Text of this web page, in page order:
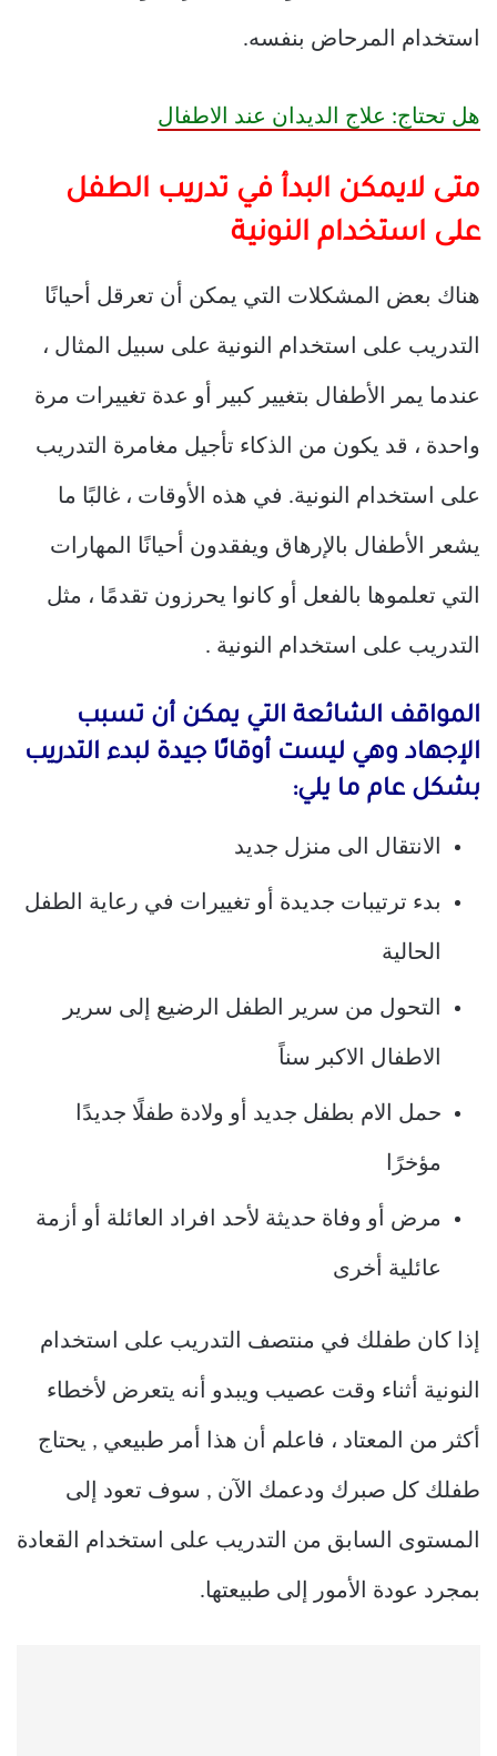
استخدام المرحاض بنفسه.
هل تحتاج: علاج الديدان عند الاطفال
متى لايمكن البدأ في تدريب الطفل
على استخدام النونية
هناك بعض المشكلات التي يمكن أن تعرقل أحيانًا
التدريب على استخدام النونية على سبيل المثال ،
عندما يمر الأطفال بتغيير كبير أو عدة تغييرات مرة
واحدة ، قد يكون من الذكاء تأجيل مغامرة التدريب
على استخدام النونية. في هذه الأوقات ، غالبًا ما
يشعر الأطفال بالإرهاق ويفقدون أحيانًا المهارات
التي تعلموها بالفعل أو كانوا يحرزون تقدمًا ، مثل
التدريب على استخدام النونية .
المواقف الشائعة التي يمكن أن تسبب
الإجهاد وهي ليست أوقاتًا جيدة لبدء التدريب
بشكل عام ما يلي:
الانتقال الى منزل جديد
بدء ترتيبات جديدة أو تغييرات في رعاية الطفل
الحالية
التحول من سرير الطفل الرضيع إلى سرير
الاطفال الاكبر سناً
حمل الام بطفل جديد أو ولادة طفلًا جديدًا
مؤخرًا
مرض أو وفاة حديثة لأحد افراد العائلة أو أزمة
عائلية أخرى
إذا كان طفلك في منتصف التدريب على استخدام
النونية أثناء وقت عصيب ويبدو أنه يتعرض لأخطاء
أكثر من المعتاد ، فاعلم أن هذا أمر طبيعي , يحتاج
طفلك كل صبرك ودعمك الآن , سوف تعود إلى
المستوى السابق من التدريب على استخدام القعادة
بمجرد عودة الأمور إلى طبيعتها.